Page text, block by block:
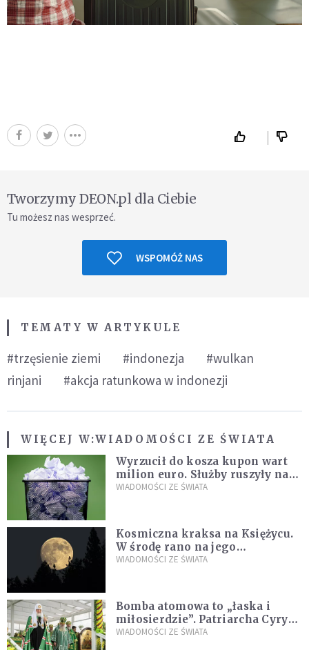
Tworzymy DEON.pl dla Ciebie
Tu możesz nas wesprzeć.
WSPOMÓŻ NAS
TEMATY W ARTYKULE
#trzęsienie ziemi #indonezja
#wulkan
rinjani
#akcja ratunkowa w indonezji
WIĘCEJ W:WIADOMOŚCI ZE ŚWIATA
Wyrzucił do kosza kupon wart
milion euro. Służby ruszyły na
poszukiwania
WIADOMOŚCI ZE ŚWIATA
Kosmiczna kraksa na Księżycu.
W środę rano na jego
powierzchni dojdzie do
WIADOMOŚCI ZE ŚWIATA
Bomba atomowa to „łaska i
miłosierdzie”. Patriarcha Cyryl
wychwala Putina
WIADOMOŚCI ZE ŚWIATA